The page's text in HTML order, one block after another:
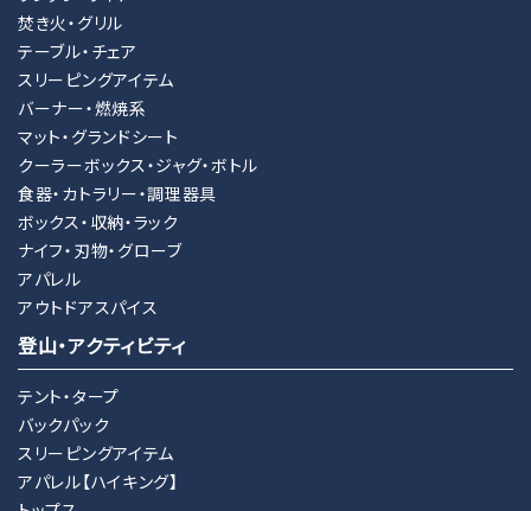
カテゴリー
焚き火・グリル
テーブル・チェア
スリーピングアイテム
バーナー・燃焼系
マット・グランドシート
クーラーボックス・ジャグ・ボトル
食器・カトラリー・調理器具
ボックス・収納・ラック
ナイフ・刃物・グローブ
アパレル
アウトドアスパイス
登山・アクティビティ
テント・タープ
バックパック
スリーピングアイテム
アパレル【ハイキング】